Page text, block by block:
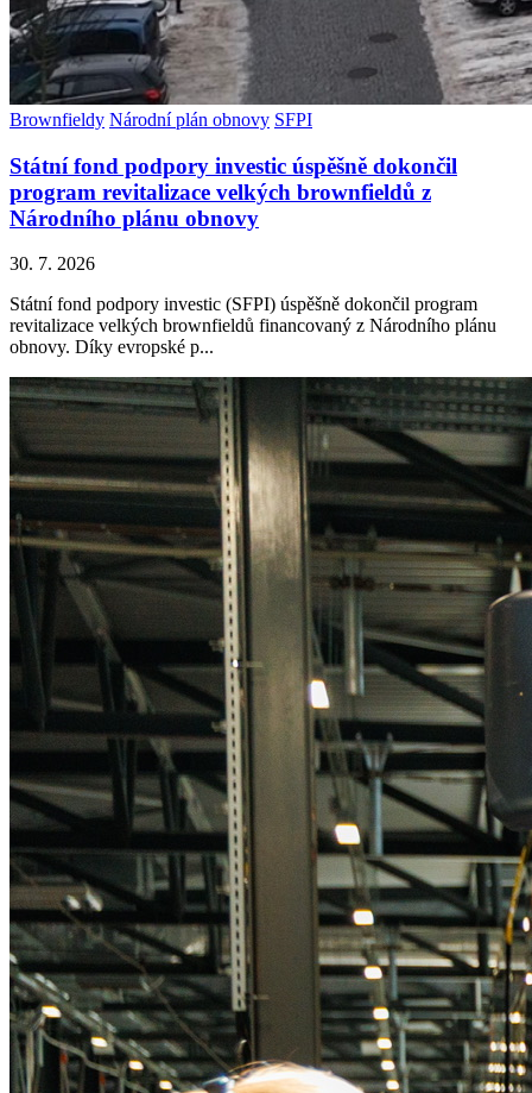
Brownfieldy Národní plán obnovy SFPI
Státní fond podpory investic úspěšně dokončil
program revitalizace velkých brownfieldů z
Národního plánu obnovy
30. 7. 2026
Státní fond podpory investic (SFPI) úspěšně dokončil program
revitalizace velkých brownfieldů financovaný z Národního plánu
obnovy. Díky evropské p...